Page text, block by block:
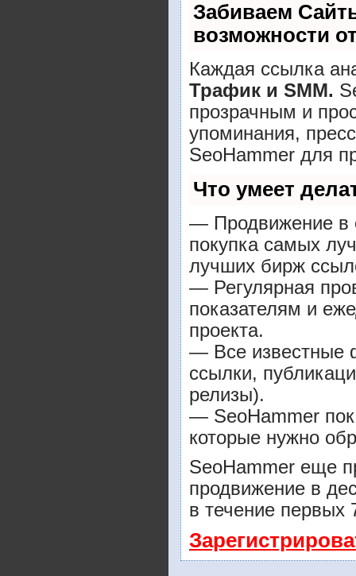
Забиваем
возможности
Каждая ссылка
Трафик и SMM.
прозрачным и
упоминания,
SeoHammer для
Что умеет
— Продвижение в
покупка самых
лучших бирж
— Регулярная
показателям и
проекта.
— Все известные
ссылки,
релизы).
— SeoHammer
которые нужно
SeoHammer еще
продвижение в
в течение первых